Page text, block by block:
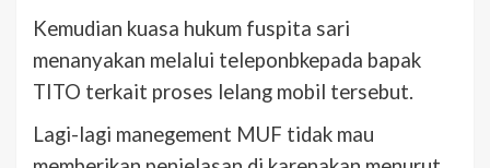
Kemudian kuasa hukum fuspita sari
menanyakan melalui teleponbkepada bapak
TITO terkait proses lelang mobil tersebut.
Lagi-lagi manegement MUF tidak mau